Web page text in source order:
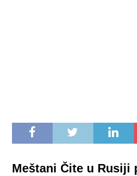
Meštani Čite u Rusiji